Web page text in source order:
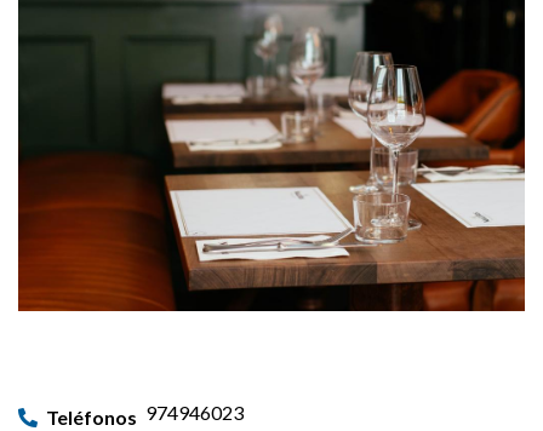
Teléfonos 974946023